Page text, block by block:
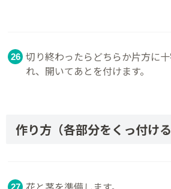
切り終わったらどちらか片方に
れ、開いてあとを付けます。
作り方（各部分をくっ付ける